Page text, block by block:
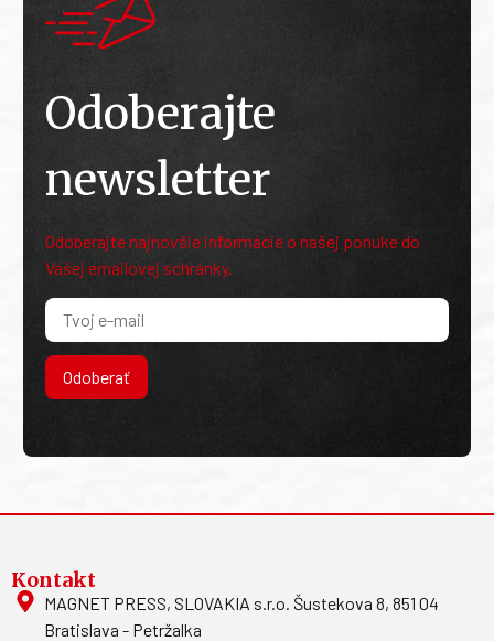
Odoberajte
newsletter
Odoberajte najnovšie informácie o našej ponuke do
Vašej emailovej schránky.
Odoberať
Kontakt
MAGNET PRESS, SLOVAKIA s.r.o. Šustekova 8, 851 04
Bratislava - Petržalka